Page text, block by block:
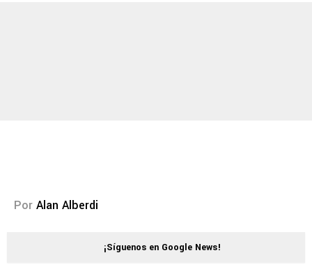
Por Alan Alberdi
¡Síguenos en Google News!